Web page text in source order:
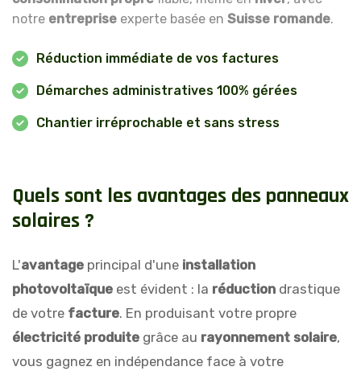
notre entreprise experte basée en Suisse romande.
Réduction immédiate de vos factures
Démarches administratives 100% gérées
Chantier irréprochable et sans stress
Quels sont les avantages des panneaux
solaires ?
L'avantage principal d'une installation
photovoltaïque est évident : la réduction drastique
de votre facture. En produisant votre propre
électricité produite grâce au rayonnement solaire,
vous gagnez en indépendance face à votre